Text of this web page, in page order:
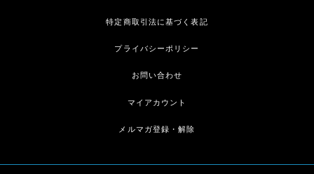
特定商取引法に基づく表記
プライバシーポリシー
お問い合わせ
マイアカウント
メルマガ登録・解除